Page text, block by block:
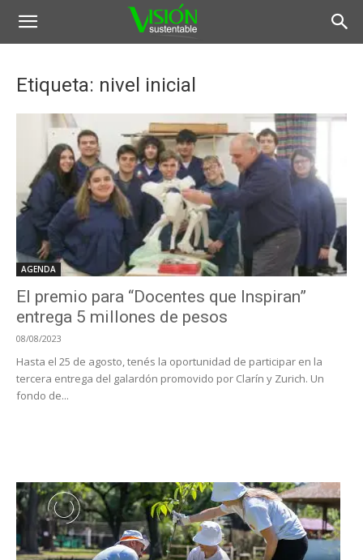
Etiqueta: nivel inicial
AGENDA
El premio para “Docentes que Inspiran”
entrega 5 millones de pesos
08/08/2023
Hasta el 25 de agosto, tenés la oportunidad de participar en la
tercera entrega del galardón promovido por Clarín y Zurich. Un
fondo de...